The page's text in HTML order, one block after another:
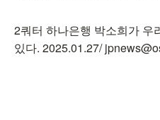
2쿼터 하나은행 박소희가 우
있다. 2025.01.27/